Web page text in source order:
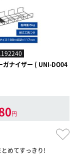
ガナイザー ( UNI-DO04
円
めてすっきり!